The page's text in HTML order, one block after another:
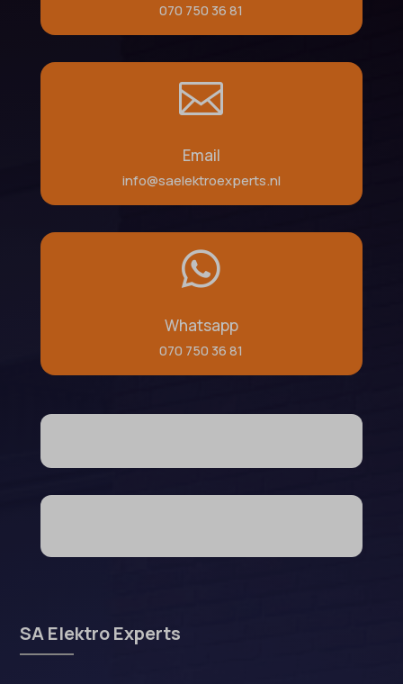
070 750 36 81

Email
info@saelektroexperts.nl

Whatsapp
070 750 36 81
SA Elektro Experts